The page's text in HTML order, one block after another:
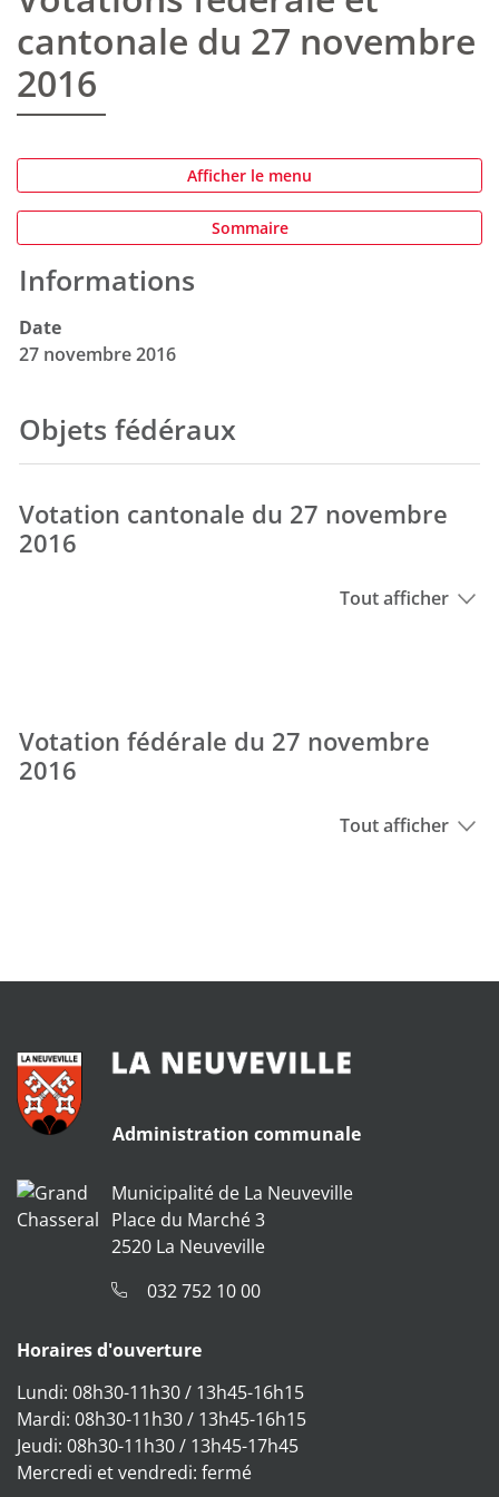
cantonale du 27 novembre
2016
Afficher le menu
Sommaire
Informations
Date
27 novembre 2016
Objets fédéraux
Votation cantonale du 27 novembre
2016
Tout afficher
Votation fédérale du 27 novembre
2016
Tout afficher
Administration communale
Municipalité de La Neuveville
Place du Marché 3
2520 La Neuveville
032 752 10 00
Horaires d'ouverture
Lundi: 08h30-11h30 / 13h45-16h15
Mardi: 08h30-11h30 / 13h45-16h15
Jeudi: 08h30-11h30 / 13h45-17h45
Mercredi et vendredi: fermé